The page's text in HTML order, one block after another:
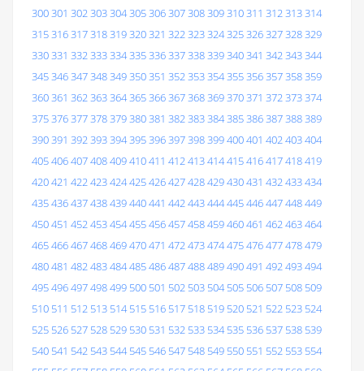
300301 302303304305306307308309310311 312313314
315316317318319320321 322323324325326327328329
330331 332333334335336337338339340341 342343344
345346347348349350351 352353354355356357358359
360361 362363364365366367368369370371 372373374
375376377378379380381 382383384385386387388389
390391 392393394395396397398399400401 402403404
405406407408409410411 412413414415416417418419
420421 422423424425426427428429430431 432433434
435436437438439440441 442443444445446447448449
450451 452453454455456457458459460461 462463464
465466467468469470471 472473474475476477478479
480481 482483484485486487488489490491 492493494
495496497498499 500 501 502 503 504 505 506 507 508 509
510 511 512 513 514 515 516 517 518 519 520 521 522 523 524
525 526 527 528 529 530 531 532 533 534 535 536 537 538 539
540 541 542 543 544 545 546 547 548 549 550 551 552 553 554